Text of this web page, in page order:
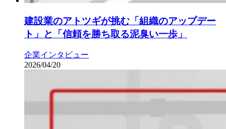
建設業のアトツギが挑む「組織のアップデー
ト」と「信頼を勝ち取る泥臭い一歩」
企業インタビュー
2026/04/20